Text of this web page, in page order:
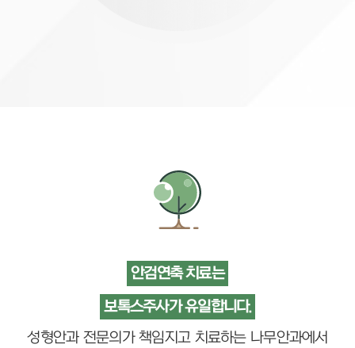
안검연축 치료는
보톡스주사가 유일합니다.
성형안과 전문의가 책임지고 치료하는 나무안과에서